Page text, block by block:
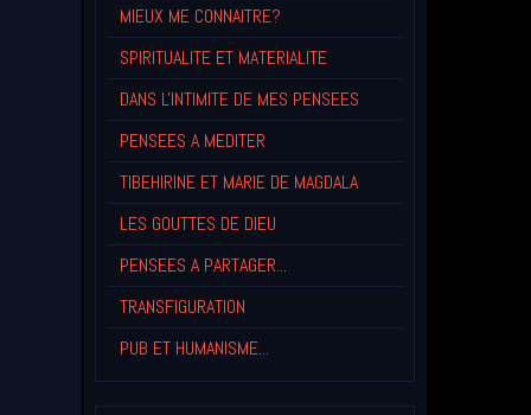
MIEUX ME CONNAITRE?
SPIRITUALITE ET MATERIALITE
DANS L'INTIMITE DE MES PENSEES
PENSEES A MEDITER
TIBEHIRINE ET MARIE DE MAGDALA
LES GOUTTES DE DIEU
PENSEES A PARTAGER...
TRANSFIGURATION
PUB ET HUMANISME...